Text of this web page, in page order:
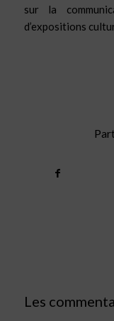
sur la
d’expositions
Les